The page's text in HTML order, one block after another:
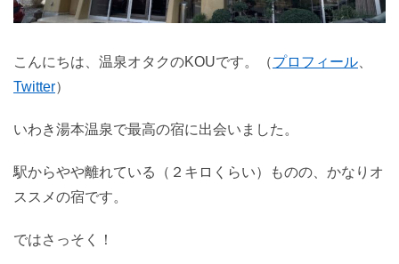
こんにちは、温泉オタクのKOUです。（プロフィール
Twitter）
いわき湯本温泉で最高の宿に出会いました。
駅からやや離れている（２キロくらい）ものの、かなりオ
ススメの宿です。
ではさっそく！